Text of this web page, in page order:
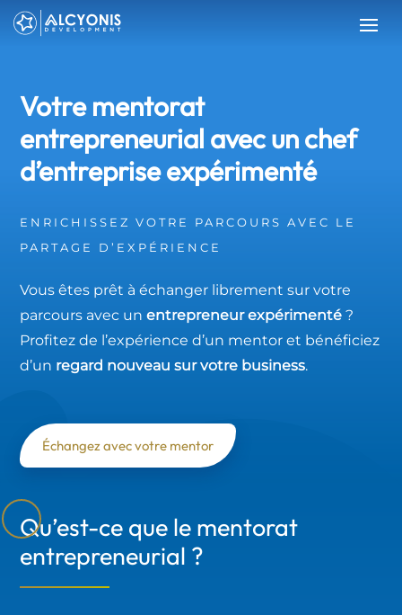
Votre mentorat
entrepreneurial avec un chef
d’entreprise expérimenté
ENRICHISSEZ VOTRE PARCOURS AVEC LE
PARTAGE D’EXPÉRIENCE
Vous êtes prêt à échanger librement sur votre
parcours avec unentrepreneur expérimenté ?
Profitez de l’expérience d’un mentor et bénéficiez
d’un regard nouveau sur votre business.
Échangez avec votre mentor
Qu’est-ce que le mentorat
entrepreneurial ?